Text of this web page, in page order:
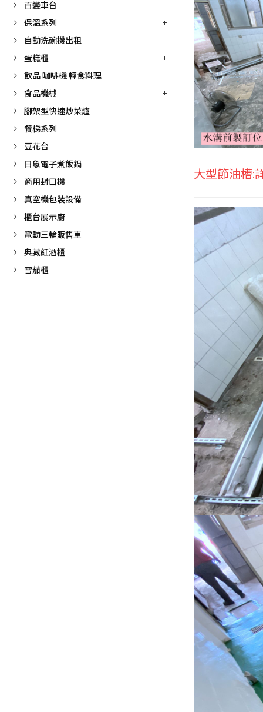
百變車台
保溫系列
自動洗碗機出租
蛋糕櫃
飲品 咖啡機 輕食料理
食品機械
腳架型快速炒菜爐
餐梯系列
豆花台
日象電子煮飯鍋
商用封口機
真空機包裝設備
櫃台展示廚
電動三輪販售車
典藏紅酒櫃
雪茄櫃
大型節油槽: